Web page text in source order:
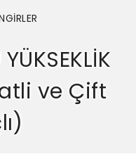
ve Çift